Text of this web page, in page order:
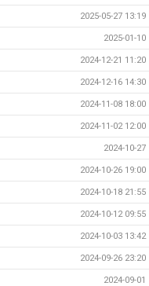
2025-05-27 13:19
2025-01-10
2024-12-21 11:20
2024-12-16 14:30
2024-11-08 18:00
2024-11-02 12:00
2024-10-27
2024-10-26 19:00
2024-10-18 21:55
2024-10-12 09:55
2024-10-03 13:42
2024-09-26 23:20
2024-09-01